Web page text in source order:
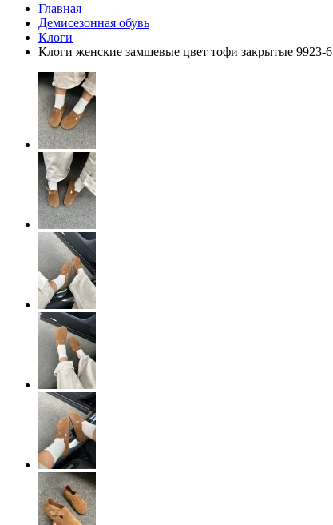
Главная
Демисезонная обувь
Клоги
Клоги женские замшевые цвет тофи закрытые 9923-6